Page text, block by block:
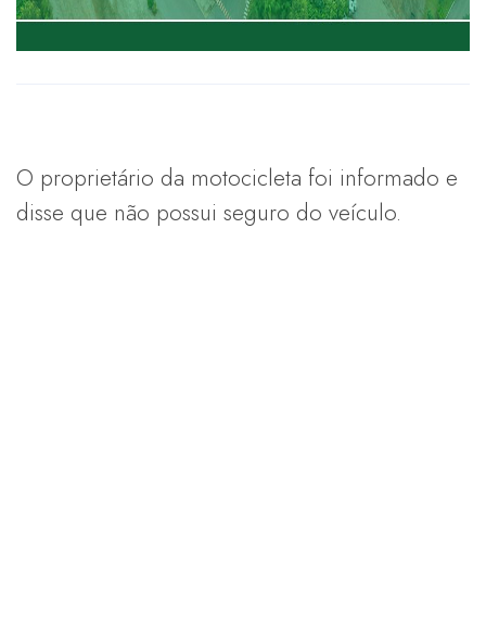
O proprietário da motocicleta foi informado e
disse que não possui seguro do veículo.